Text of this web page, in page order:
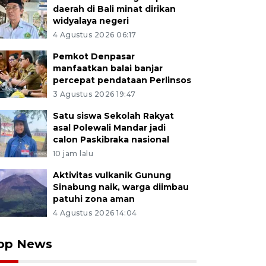
daerah di Bali minat dirikan
widyalaya negeri
4 Agustus 2026 06:17
Pemkot Denpasar
manfaatkan balai banjar
percepat pendataan Perlinsos
3 Agustus 2026 19:47
Satu siswa Sekolah Rakyat
asal Polewali Mandar jadi
calon Paskibraka nasional
10 jam lalu
Aktivitas vulkanik Gunung
Sinabung naik, warga diimbau
patuhi zona aman
4 Agustus 2026 14:04
News